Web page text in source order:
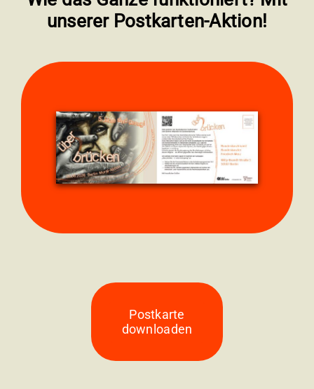
unserer Postkarten-Aktion!
Postkarte
downloaden